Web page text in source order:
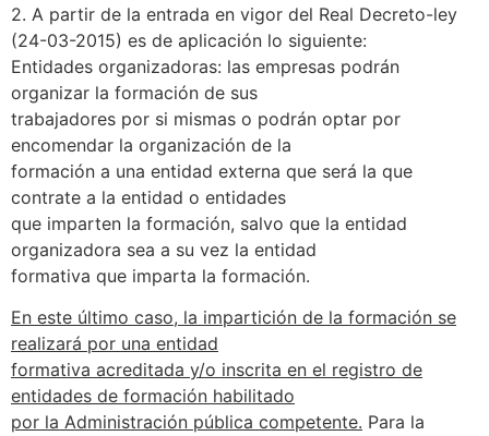
2. A partir de la entrada en vigor del Real Decreto-ley
(24-03-2015) es de aplicación lo siguiente:
Entidades organizadoras: las empresas podrán
organizar la formación de sus
trabajadores por si mismas o podrán optar por
encomendar la organización de la
formación a una entidad externa que será la que
contrate a la entidad o entidades
que imparten la formación, salvo que la entidad
organizadora sea a su vez la entidad
formativa que imparta la formación.
En este último caso, la impartición de la formación se
realizará por una entidad
formativa acreditada y/o inscrita en el registro de
entidades de formación habilitado
por la Administración pública competente. Para la